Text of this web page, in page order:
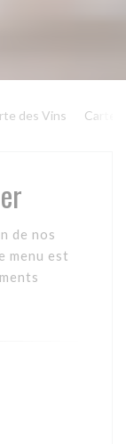
des Vins Carte
de nos
menu est